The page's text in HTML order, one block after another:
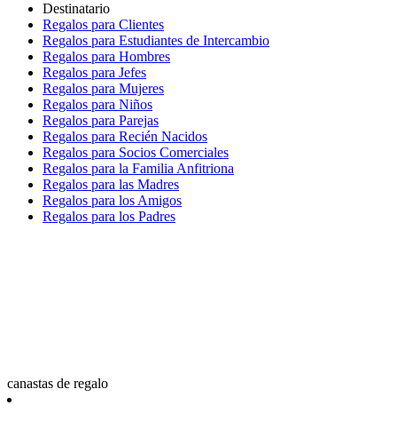
Destinatario
Regalos para Clientes
Regalos para Estudiantes de Intercambio
Regalos para Hombres
Regalos para Jefes
Regalos para Mujeres
Regalos para Niños
Regalos para Parejas
Regalos para Recién Nacidos
Regalos para Socios Comerciales
Regalos para la Familia Anfitriona
Regalos para las Madres
Regalos para los Amigos
Regalos para los Padres
canastas de regalo